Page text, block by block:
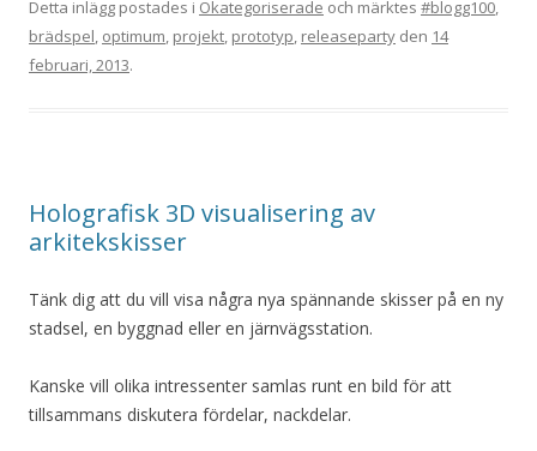
Detta inlägg postades i Okategoriserade och märktes #blogg100,
brädspel, optimum, projekt, prototyp, releaseparty den 14
februari, 2013.
Holografisk 3D visualisering av
arkitekskisser
Tänk dig att du vill visa några nya spännande skisser på en ny
stadsel, en byggnad eller en järnvägsstation.
Kanske vill olika intressenter samlas runt en bild för att
tillsammans diskutera fördelar, nackdelar.